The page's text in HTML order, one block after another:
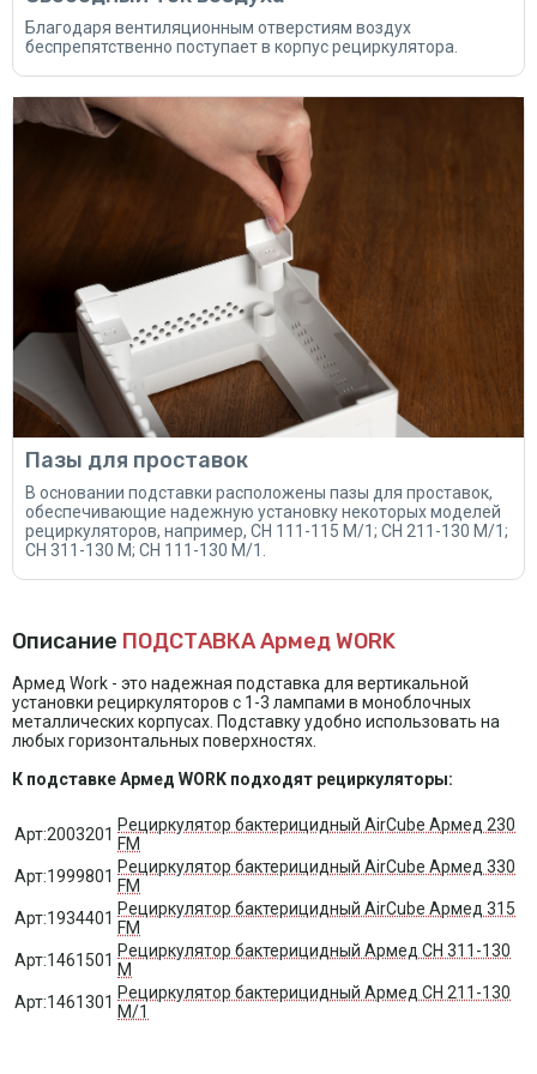
Благодаря вентиляционным отверстиям воздух
беспрепятственно поступает в корпус рециркулятора.
Пазы для проставок
В основании подставки расположены пазы для проставок,
обеспечивающие надежную установку некоторых моделей
рециркуляторов, например, CH 111-115 М/1; CH 211-130 М/1;
CH 311-130 М; CH 111-130 М/1.
Описание ПОДСТАВКА Армед WORK
Армед Work - это надежная подставка для вертикальной
установки рециркуляторов с 1-3 лампами в моноблочных
металлических корпусах. Подставку удобно использовать на
любых горизонтальных поверхностях.
К подставке Армед WORK подходят рециркуляторы:
Арт:2003201 Рециркулятор бактерицидный AirCube Армед 230
FM
Арт:1999801 Рециркулятор бактерицидный AirCube Армед 330
FM
Арт:1934401 Рециркулятор бактерицидный AirCube Армед 315
FM
Арт:1461501 Рециркулятор бактерицидный Армед CH 311-130
М
Арт:1461301 Рециркулятор бактерицидный Армед CH 211-130
М/1